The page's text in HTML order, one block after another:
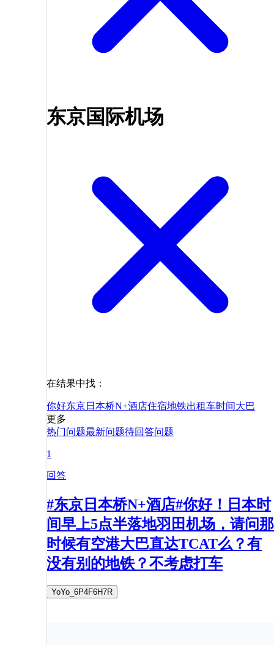
东京国际机场
在结果中找：
你好东京日本桥N+酒店住宿地铁出租车时间大巴
更多
热门问题最新问题待回答问题
1
回答
#东京日本桥N+酒店#你好！日本时
间早上5点半落地羽田机场，请问那
时候有空港大巴直达TCAT么？有
没有别的地铁？不考虑打车
YoYo_6P4F6H7R